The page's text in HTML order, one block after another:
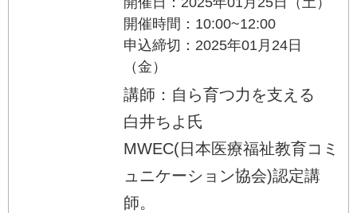
開催時間：10:00~12:00
申込締切：2025年01月24日
（金）
講師：自ら育つ力を支える
白井ちよ氏
MWEC(日本医療福祉教育コミ
ュニケーション協会)認定講
師。